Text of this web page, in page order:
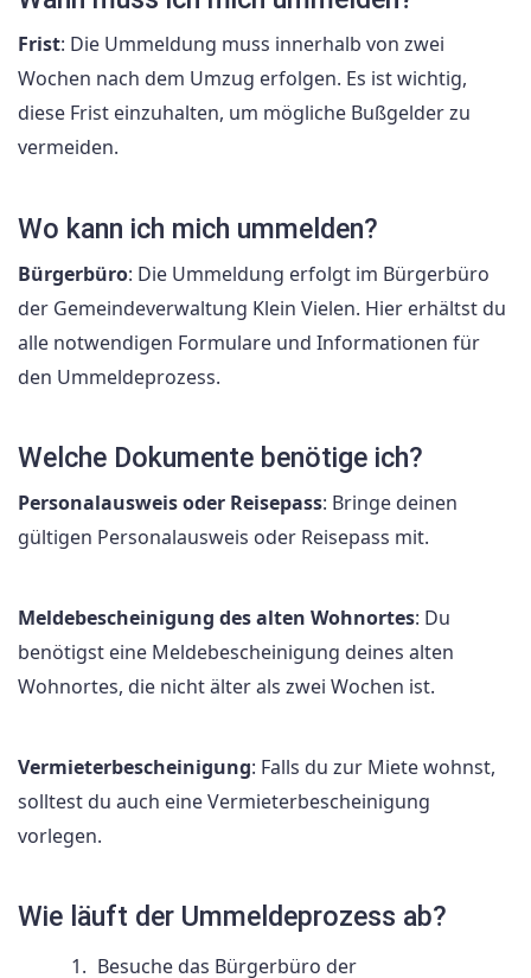
Frist: Die Ummeldung muss innerhalb von zwei
Wochen nach dem Umzug erfolgen. Es ist wichtig,
diese Frist einzuhalten, um mögliche Bußgelder zu
vermeiden.
Wo kann ich mich ummelden?
Bürgerbüro: Die Ummeldung erfolgt im Bürgerbüro
der Gemeindeverwaltung Klein Vielen. Hier erhältst du
alle notwendigen Formulare und Informationen für
den Ummeldeprozess.
Welche Dokumente benötige ich?
Personalausweis oder Reisepass: Bringe deinen
gültigen Personalausweis oder Reisepass mit.
Meldebescheinigung des alten Wohnortes: Du
benötigst eine Meldebescheinigung deines alten
Wohnortes, die nicht älter als zwei Wochen ist.
Vermieterbescheinigung: Falls du zur Miete wohnst,
solltest du auch eine Vermieterbescheinigung
vorlegen.
Wie läuft der Ummeldeprozess ab?
Besuche das Bürgerbüro der